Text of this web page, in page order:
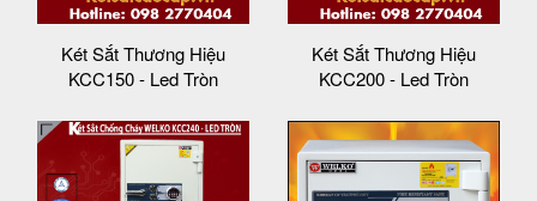
Két Sắt Thương Hiệu
KCC150 - Led Tròn
Két Sắt Thương Hiệu
KCC200 - Led Tròn